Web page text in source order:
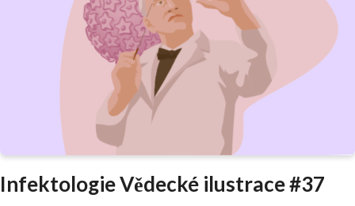
Infektologie Vědecké ilustrace #37